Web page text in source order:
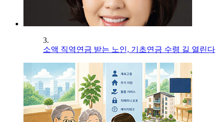
3.
소액 직역연금 받는 노인, 기초연금 수령 길 열린다